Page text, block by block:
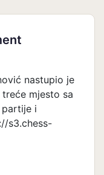
nastupio je
mjesto sa
partije i
s3.chess-